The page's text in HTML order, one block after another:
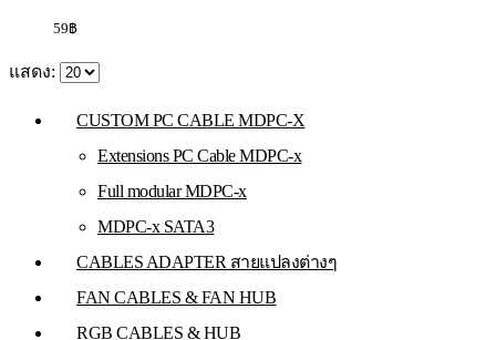
59 ฿
แสดง:
CUSTOM PC CABLE MDPC-X
Extensions PC Cable MDPC-x
Full modular MDPC-x
MDPC-x SATA3
CABLES ADAPTER สายแปลงต่างๆ
FAN CABLES & FAN HUB
RGB CABLES & HUB